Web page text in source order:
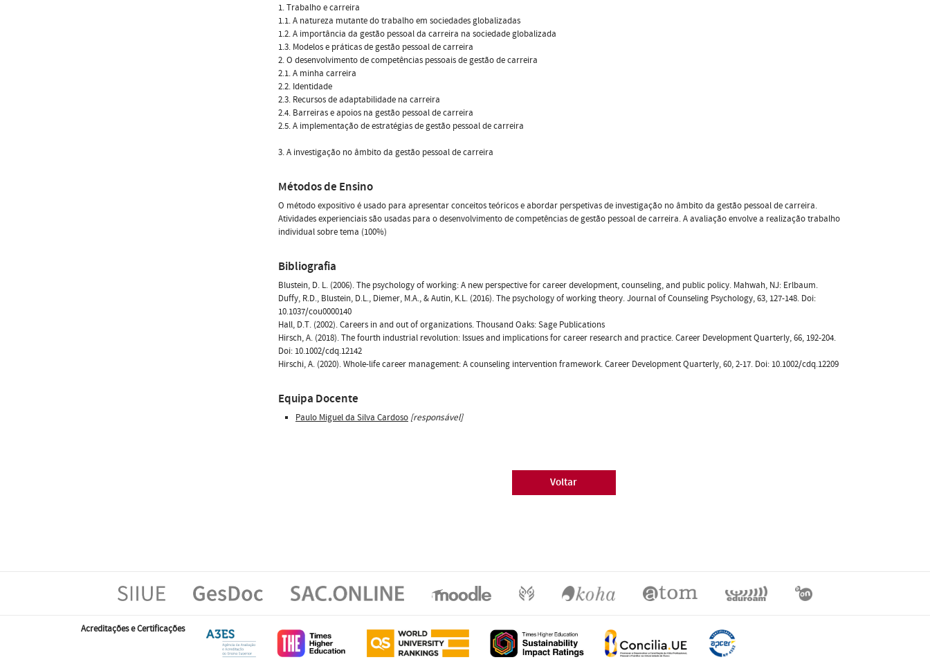
1. Trabalho e carreira
1.1. A natureza mutante do trabalho em sociedades globalizadas
1.2. A importância da gestão pessoal da carreira na sociedade globalizada
1.3. Modelos e práticas de gestão pessoal de carreira
2. O desenvolvimento de competências pessoais de gestão de carreira
2.1. A minha carreira
2.2. Identidade
2.3. Recursos de adaptabilidade na carreira
2.4. Barreiras e apoios na gestão pessoal de carreira
2.5. A implementação de estratégias de gestão pessoal de carreira
3. A investigação no âmbito da gestão pessoal de carreira
Métodos de Ensino
O método expositivo é usado para apresentar conceitos teóricos e abordar perspetivas de investigação no âmbito da gestão pessoal de carreira.
Atividades experienciais são usadas para o desenvolvimento de competências de gestão pessoal de carreira. A avaliação envolve a realização trabalho
individual sobre tema (100%)
Bibliografia
Blustein, D. L. (2006). The psychology of working: A new perspective for career development, counseling, and public policy. Mahwah, NJ: Erlbaum.
Duffy, R.D., Blustein, D.L., Diemer, M.A., & Autin, K.L. (2016). The psychology of working theory. Journal of Counseling Psychology, 63, 127-148. Doi:
10.1037/cou0000140
Hall, D.T. (2002). Careers in and out of organizations. Thousand Oaks: Sage Publications
Hirsch, A. (2018). The fourth industrial revolution: Issues and implications for career research and practice. Career Development Quarterly, 66, 192-204.
Doi: 10.1002/cdq.12142
Hirschi, A. (2020). Whole-life career management: A counseling intervention framework. Career Development Quarterly, 60, 2-17. Doi: 10.1002/cdq.12209
Equipa Docente
Paulo Miguel da Silva Cardoso [responsável]
Voltar
Acreditações e Certificações